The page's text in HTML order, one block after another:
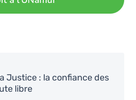
Justice : la confiance des
libre